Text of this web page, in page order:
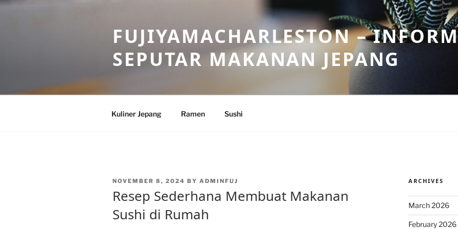
Skip
FUJIYAMACHARLESTON –
SEPUTAR MAKANAN JEPANG
Kuliner Jepang Ramen Sushi
POSTED
NOVEMBER 8, 2024 BY ADMINFUJ
Resep Sederhana Membuat Makanan
Sushi di Rumah
ARCHIVES
March 2026
February 2026